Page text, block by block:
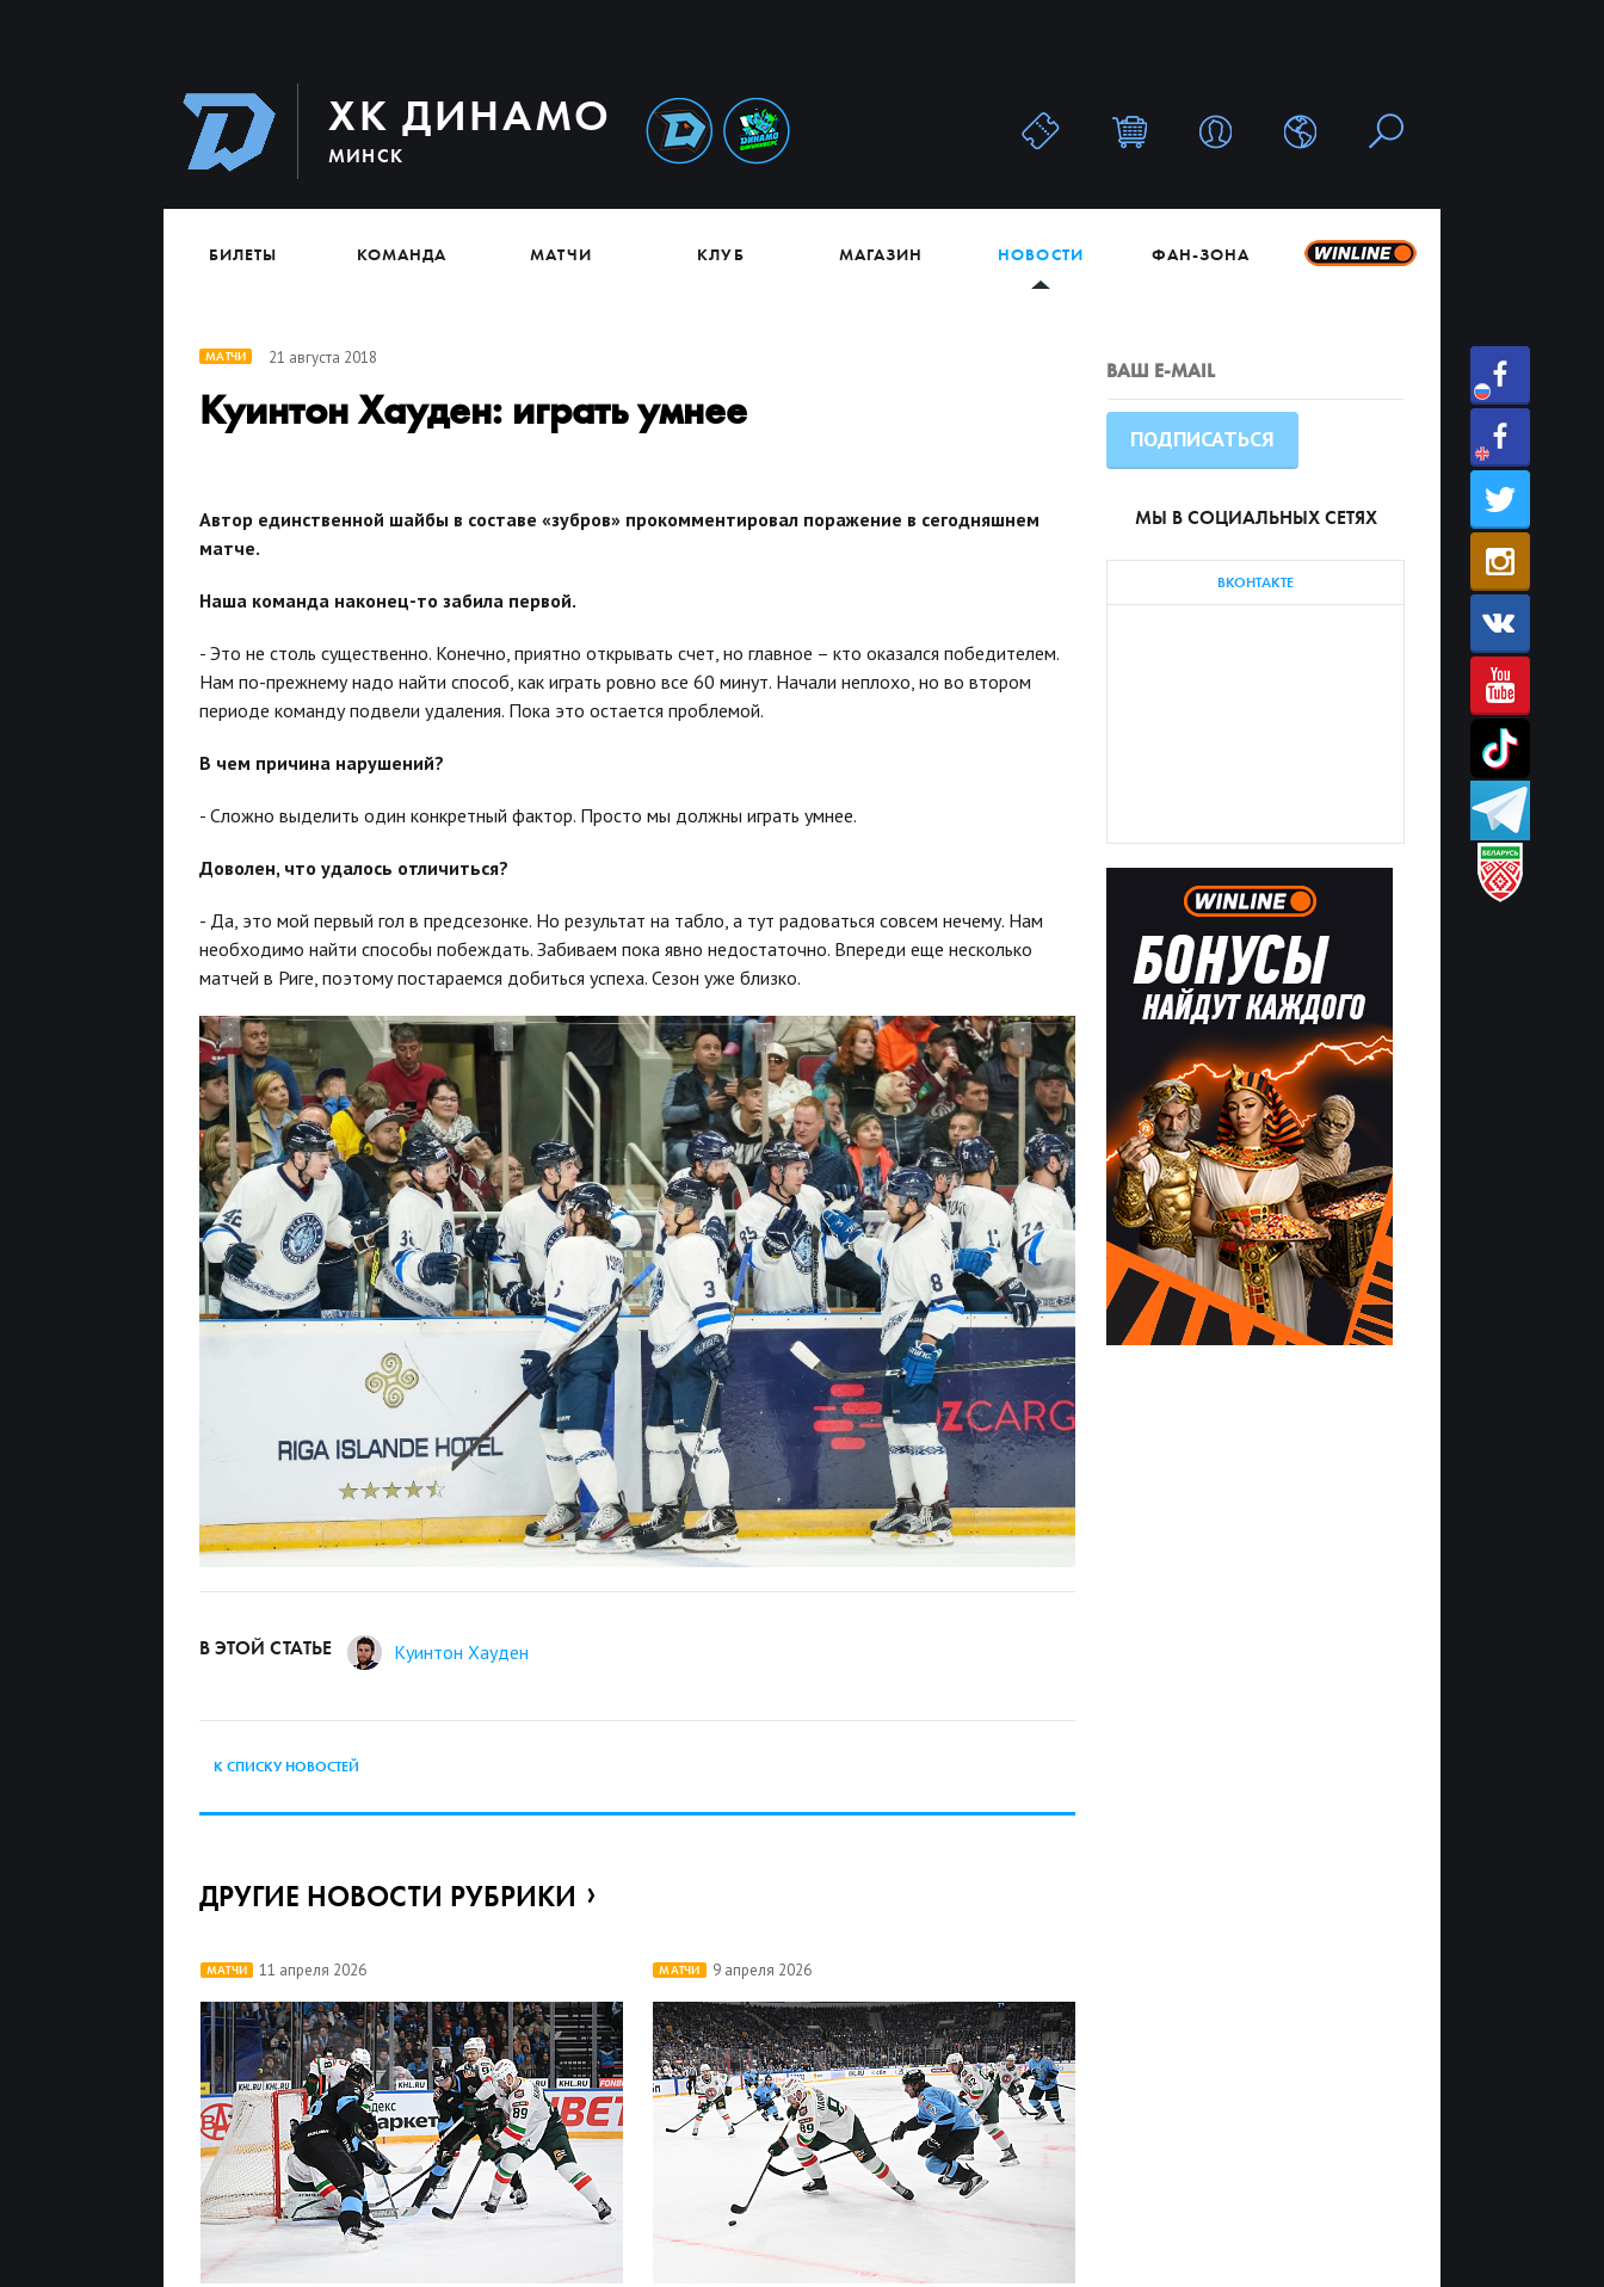
ХК ДИНАМО
МИНСК
БИЛЕТЫ КОМАНДА МАТЧИ КЛУБ МАГАЗИН НОВОСТИ ФАН-ЗОНА
МЫ В СОЦИАЛЬНЫХ СЕТЯХ
ВКОНТАКТЕ
МАТЧИ 21 августа 2018
Куинтон Хауден: играть умнее
Автор единственной шайбы в составе «зубров» прокомментировал поражение в сегодняшнем
матче.
Наша команда наконец-то забила первой.
- Это не столь существенно. Конечно, приятно открывать счет, но главное – кто оказался победителем.
Нам по-прежнему надо найти способ, как играть ровно все 60 минут. Начали неплохо, но во втором
периоде команду подвели удаления. Пока это остается проблемой.
В чем причина нарушений?
- Сложно выделить один конкретный фактор. Просто мы должны играть умнее.
Доволен, что удалось отличиться?
- Да, это мой первый гол в предсезонке. Но результат на табло, а тут радоваться совсем нечему. Нам
необходимо найти способы побеждать. Забиваем пока явно недостаточно. Впереди еще несколько
матчей в Риге, поэтому постараемся добиться успеха. Сезон уже близко.
В ЭТОЙ СТАТЬЕ Куинтон Хауден
К СПИСКУ НОВОСТЕЙ
ДРУГИЕ НОВОСТИ РУБРИКИ
МАТЧИ 11 апреля 2026 МАТЧИ 9 апреля 2026